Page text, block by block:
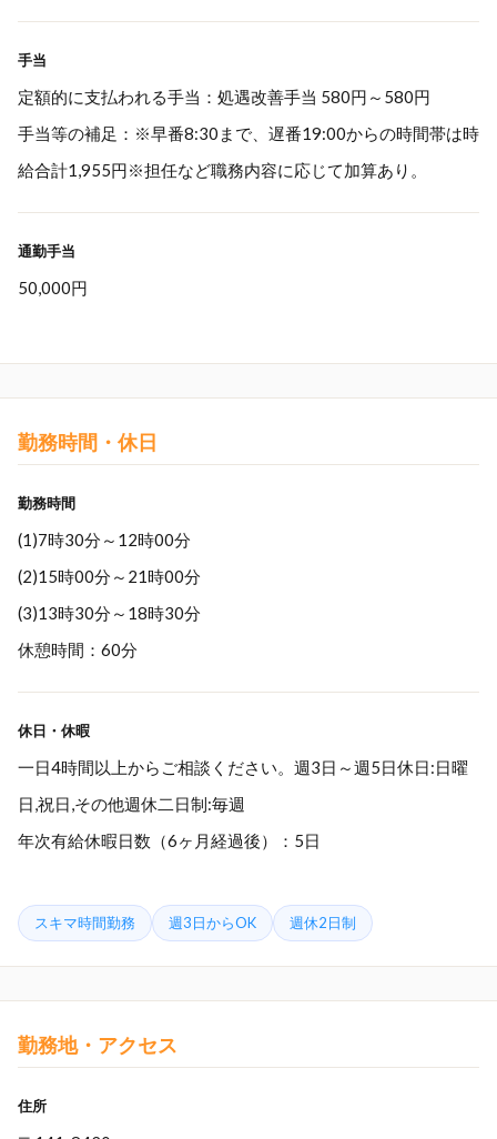
手当
定額的に支払われる手当：処遇改善手当 580円～580円
手当等の補足：※早番8:30まで、遅番19:00からの時間帯は時
給合計1,955円※担任など職務内容に応じて加算あり。
通勤手当
50,000円
勤務時間・休日
勤務時間
(1)7時30分～12時00分
(2)15時00分～21時00分
(3)13時30分～18時30分
休憩時間：60分
休日・休暇
一日4時間以上からご相談ください。週3日～週5日休日:日曜
日,祝日,その他週休二日制:毎週
年次有給休暇日数（6ヶ月経過後）：5日
スキマ時間勤務 週3日からOK 週休2日制
勤務地・アクセス
住所